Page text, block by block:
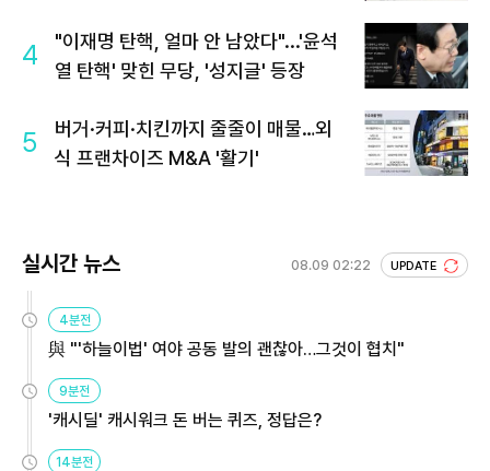
4
"이재명 탄핵, 얼마 안 남았다"...'윤석
열 탄핵' 맞힌 무당, '성지글' 등장
5
버거·커피·치킨까지 줄줄이 매물…외
식 프랜차이즈 M&A '활기'
실시간 뉴스 08.09 02:22 UPDATE
4분전
與 "'하늘이법' 여야 공동 발의 괜찮아…그것이 협치"
9분전
'캐시딜' 캐시워크 돈 버는 퀴즈, 정답은?
14분전